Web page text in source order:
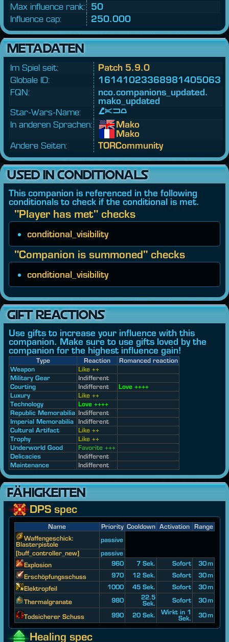
Max influence rank:
50
Influence cap:
250.000
METADATEN
Im Spiel seit:
Patch 5.9.0
Globale ID:
16141023368981405063
FQN:
nco.companions_updated.
mako_updated
Star-Wars-Name:
Mako
In anderen Sprachen:
Mako
Mako
Andere Seiten:
TORCommunity
USED IN CONDITIONALS
This companion is referenced in the following
conditionals to check if the conditional is met.
"Player has met" checks
conditional_visibility
"Companion is summoned" checks
conditional_visibility
GIFT REACTIONS
Use gifts to increase your influence with this
companion. Make sure to use gifts loved by the
companion for the highest influence gain!
Type Reaction
Romanced reaction
Weapon
Like ++
Military Gear
Indifferent
Courting
Indifferent
Love ++++
Luxury
Like ++
Technology
Love ++++
Republic Memorabilia Indifferent
Imperial Memorabilia
Indifferent
Cultural Artifact
Like ++
Trophy
Like ++
Underworld Good
Favorite +++
Delicacies
Indifferent
Maintenance
Indifferent
FÄHIGKEITEN
DPS spec
Name Priority Cooldown Activation Range
Waffengeschick:
Blasterpistole
passive
[buff_controller_new]
passive
Explosion
960 7 Sek. Sofort
30 m
Erschöpfungsschuss
970 12 Sek. Sofort
30 m
Elektropfeil
1000 45 Sek. Sofort
30 m
Thermalgranate
980
22.5
Sek.
Sofort 30 m
Todsicherer Schuss 990 20 Sek.
Wirkt in 1
Sek.
30 m
Healing spec